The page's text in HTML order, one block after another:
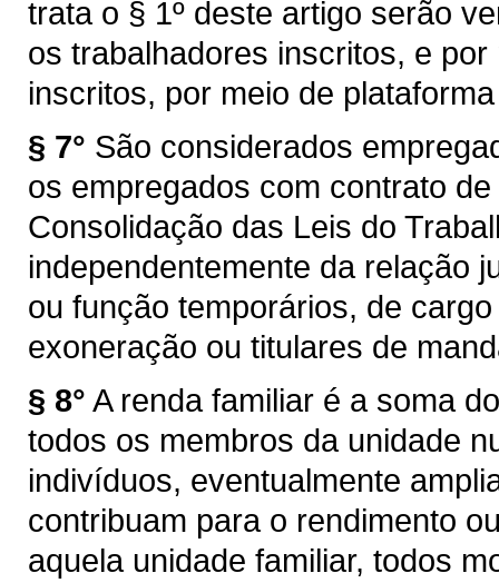
trata o § 1º deste artigo serão
os trabalhadores inscritos, e
inscritos, por meio de
§ 7° São considerados
os empregados com contrato
Consolidação das Leis do
independentemente da relação
ou função temporários, de
exoneração ou titulares de
§ 8° A renda familiar é a soma
todos os membros da unidade
indivíduos, eventualmente
contribuam para o rendimento
aquela unidade familiar, todos